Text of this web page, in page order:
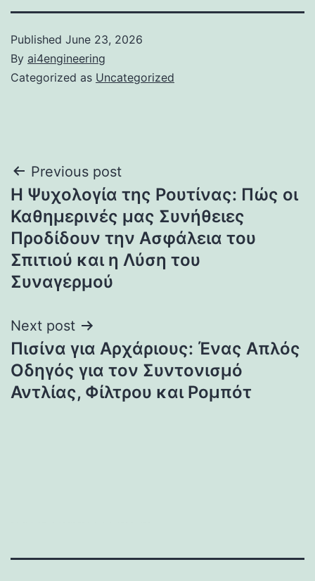
Published June 23, 2026
By ai4engineering
Categorized as Uncategorized
Post
navigation
Previous post
Η Ψυχολογία της Ρουτίνας: Πώς οι
Καθημερινές μας Συνήθειες
Προδίδουν την Ασφάλεια του
Σπιτιού και η Λύση του
Συναγερμού
Next post
Πισίνα για Αρχάριους: Ένας Απλός
Οδηγός για τον Συντονισμό
Αντλίας, Φίλτρου και Ρομπότ